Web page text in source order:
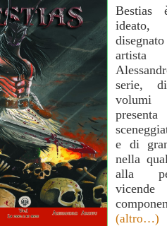
Bestias
artista
serie,
e di
nella
alla
(altro…)